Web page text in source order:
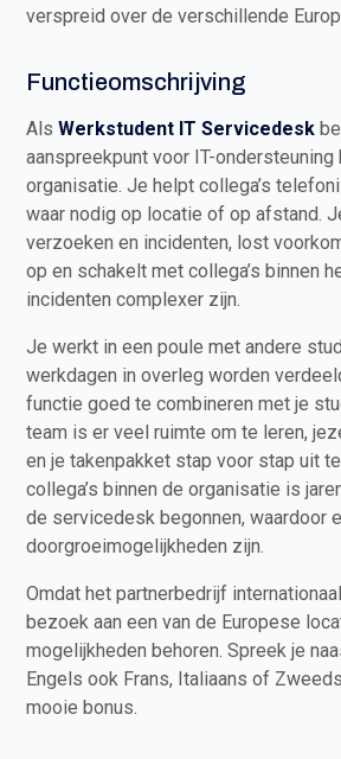
verspreid over de verschillende
Functieomschrijving
AlsWerkstudent IT Servicedesk
aanspreekpunt voor IT-ondersteuning
organisatie. Je helpt collega’s
waar nodig op locatie of op afstand.
verzoeken en incidenten, lost
op en schakelt met collega’s binnen
incidenten complexer zijn.
Je werkt in een poule met andere
werkdagen in overleg worden
functie goed te combineren met je
team is er veel ruimte om te leren,
en je takenpakket stap voor stap uit
collega’s binnen de organisatie is
de servicedesk begonnen, waardoor
doorgroeimogelijkheden zijn.
Omdat het partnerbedrijf
bezoek aan een van de Europese
mogelijkheden behoren. Spreek je
Engels ook Frans, Italiaans of
mooie bonus.